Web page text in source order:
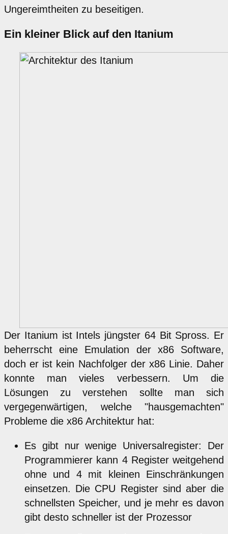
Ungereimtheiten zu beseitigen.
Ein kleiner Blick auf den Itanium
Der Itanium ist Intels jüngster 64 Bit Spross. Er
beherrscht eine Emulation der x86 Software,
doch er ist kein Nachfolger der x86 Linie. Daher
konnte man vieles verbessern. Um die
Lösungen zu verstehen sollte man sich
vergegenwärtigen, welche "hausgemachten"
Probleme die x86 Architektur hat:
Es gibt nur wenige Universalregister: Der
Programmierer kann 4 Register weitgehend
ohne und 4 mit kleinen Einschränkungen
einsetzen. Die CPU Register sind aber die
schnellsten Speicher, und je mehr es davon
gibt desto schneller ist der Prozessor